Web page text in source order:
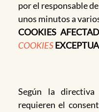
por el responsable
unos minutos a
COOKIES
COOKIES
Según la
requieren el